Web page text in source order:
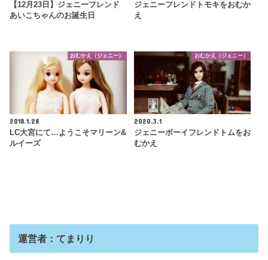
【12月23日】ジェニーフレンド
あいこちゃんのお誕生日
ジェニーフレンドトモキをおむか
え
おむかえ（ジェニー）
2018.1.28
LC大宮にて…ようこそマリーン&
ルイーズ
おむかえ（ジェニー）
2020.3.1
ジェニーボーイフレンドトムをお
むかえ
運営者：てまりり